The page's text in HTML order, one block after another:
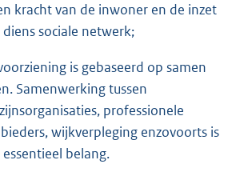
kracht van de inwoner en de inzet
diens sociale netwerk;
is gebaseerd op samen
Samenwerking tussen
professionele
wijkverpleging enzovoorts is
belang.